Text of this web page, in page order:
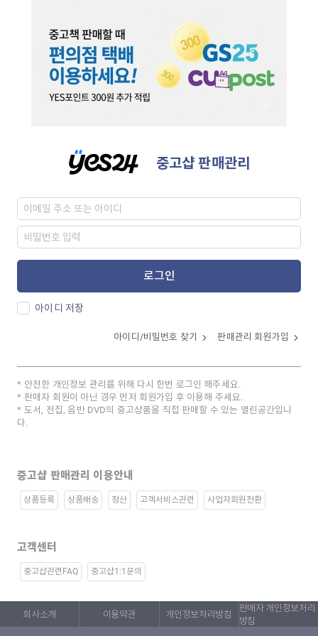
중고샵 판매관리
로그인
아이디 저장
아이디/비밀번호 찾기 판매관리 회원가입
안전한 개인정보 관리를 위해 다시 한번 로그인 해주세요.
판매자 회원이 아닌 경우 먼저 회원가입 후 이용해 주세요.
도서, 전집, 음반 DVD의 중고상품을 직접 판매할 수 있는 열린공간입니
다.
중고샵 판매관리 이용안내
상품등록 상품배송 정산 고객서비스관련 사업자회원전환
고객센터
중고샵관련FAQ 중고샵1:1문의
회사소개 이용약관 개인정보처리방침
판매자 개인정보처리
방침